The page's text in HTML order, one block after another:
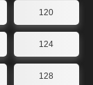
120
124
128